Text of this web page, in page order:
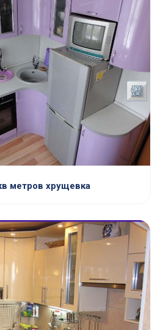
метров хрущевка